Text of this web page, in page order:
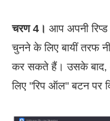
चरण 4। आप अपनी
चुनने के लिए बायीं तरफ
कर सकते हैं। उसके बाद,
लिए "रिप ऑल" बटन पर